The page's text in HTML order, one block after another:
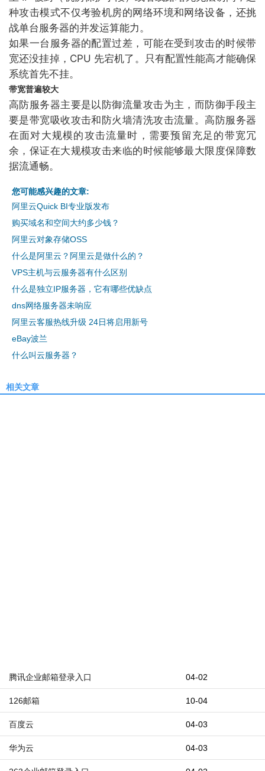
种攻击模式不仅考验机房的网络环境和网络设备，还挑
战单台服务器的并发运算能力。
如果一台服务器的配置过差，可能在受到攻击的时候带
宽还没挂掉，CPU 先宕机了。只有配置性能高才能确保
系统首先不挂。
带宽普遍较大
高防服务器主要是以防御流量攻击为主，而防御手段主
要是带宽吸收攻击和防火墙清洗攻击流量。高防服务器
在面对大规模的攻击流量时，需要预留充足的带宽冗
余，保证在大规模攻击来临的时候能够最大限度保障数
据流通畅。
您可能感兴趣的文章:
阿里云Quick BI专业版发布
购买域名和空间大约多少钱？
阿里云对象存储OSS
什么是阿里云？阿里云是做什么的？
VPS主机与云服务器有什么区别
什么是独立IP服务器，它有哪些优缺点
dns网络服务器未响应
阿里云客服热线升级 24日将启用新号
eBay波兰
什么叫云服务器？
相关文章
04-02
腾讯企业邮箱登录入口
10-04
126邮箱
04-03
百度云
04-03
华为云